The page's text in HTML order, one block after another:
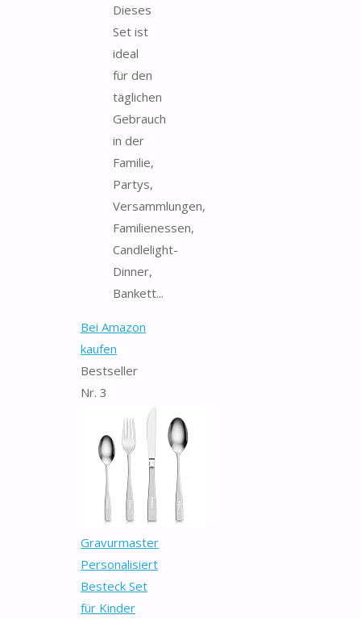
Dieses
Set ist
ideal
für den
täglichen
Gebrauch
in der
Familie,
Partys,
Versammlungen,
Familienessen,
Candlelight-
Dinner,
Bankett...
Bei Amazon
kaufen
Bestseller
Nr. 3
Gravurmaster
Personalisiert
Besteck Set
für Kinder